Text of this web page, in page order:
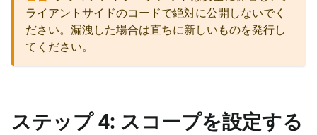
ライアントサイドのコードで絶対に公開しないでく
ださい。漏洩した場合は直ちに新しいものを発行し
てください。
ステップ 4: スコープを設定する